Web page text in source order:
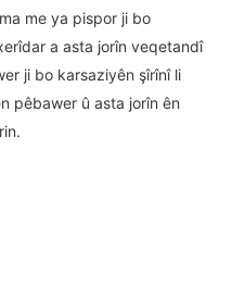
me ya pispor ji bo
a asta jorîn veqetandî
ji bo karsaziyên şîrînî li
pêbawer û asta jorîn ên